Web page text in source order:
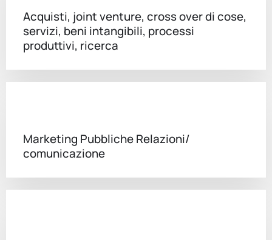
Acquisti, joint venture, cross over di cose,
servizi, beni intangibili, processi
produttivi, ricerca
Marketing Pubbliche Relazioni/
comunicazione